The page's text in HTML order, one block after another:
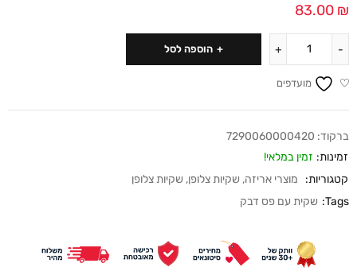
83.00 ₪
הוספה לסל
מועדפים
ברקוד: 7290060000420
זמינות: זמין במלאי!
קטגוריות:
מוצרי אריזה, שקיות צלופן, שקיות צלופן
Tags: שקית עם פס דבק